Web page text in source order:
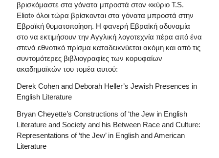
βρισκόμαστε στα γόνατα μπροστά στον «κύριο T.S.
Eliot» όλοι τώρα βρίσκονται στα γόνατα μπροστά στην
Εβραϊκή θυματοποίηση. Η φανερή Εβραϊκή αδυναμία
στο να εκτιμήσουν την Αγγλική λογοτεχνία πέρα από ένα
στενά εθνοτικό πρίσμα καταδεικνύεται ακόμη και από τις
συντομότερες βιβλιογραφίες των κορυφαίων
ακαδημαϊκών του τομέα αυτού:
Derek Cohen and Deborah Heller’s Jewish Presences in
English Literature
Bryan Cheyette’s Constructions of ‘the Jew in English
Literature and Society and his Between Race and Culture:
Representations of ‘the Jew’ in English and American
Literature